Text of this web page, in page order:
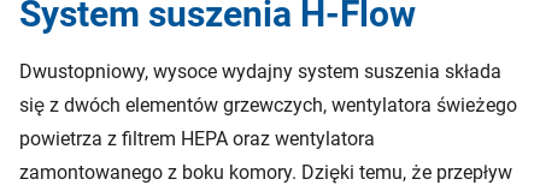
System suszenia H-Flow
Dwustopniowy, wysoce wydajny system suszenia składa
się z dwóch elementów grzewczych, wentylatora świeżego
powietrza z filtrem HEPA oraz wentylatora
zamontowanego z boku komory. Dzięki temu, że przepływ